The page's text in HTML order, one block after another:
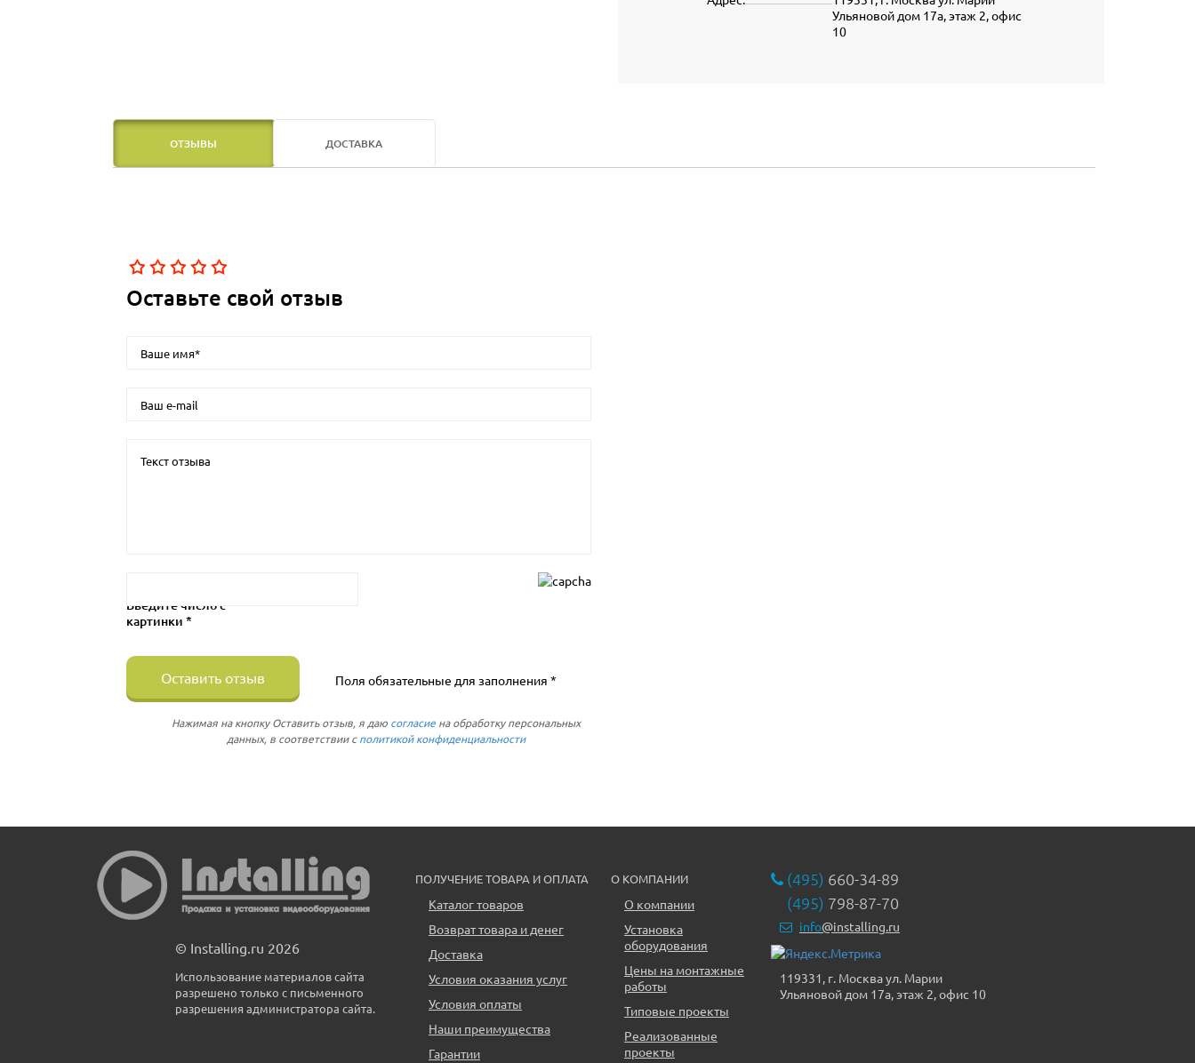
Ульяновой дом 17а, этаж 2, офис
10
ОТЗЫВЫ ДОСТАВКА
Оставьте свой отзыв
Введите число с
картинки *
Оставить отзыв Поля обязательные для заполнения *
Нажимая на кнопку Оставить отзыв, я даю согласие на обработку персональных
данных, в соответствии сполитикой конфиденциальности
© Installing.ru 2026
Использование материалов сайта
разрешено только с письменного
разрешения администратора сайта.
ПОЛУЧЕНИЕ ТОВАРА И ОПЛАТА
Каталог товаров
Возврат товара и денег
Доставка
Условия оказания услуг
Условия оплаты
Наши преимущества
Гарантии
О КОМПАНИИ
О компании
Установка
оборудования
Цены на монтажные
работы
Типовые проекты
Реализованные
проекты
(495) 660-34-89
(495) 798-87-70
info@installing.ru
119331, г. Москва ул. Марии
Ульяновой дом 17а, этаж 2, офис 10